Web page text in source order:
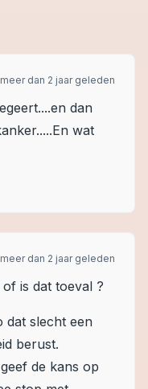
meer dan 2 jaar geleden
dan
wat
meer dan 2 jaar geleden
is dat toeval ?
dat slecht een
berust.
de kans op